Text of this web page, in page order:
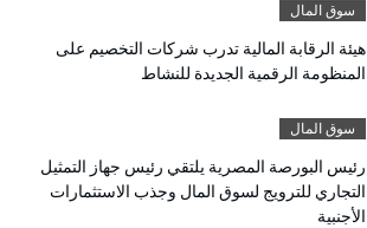
سوق المال
هيئة الرقابة المالية تدرب شركات التخصيم على
المنظومة الرقمية الجديدة للنشاط
سوق المال
رئيس البورصة المصرية يلتقي رئيس جهاز التمثيل
التجاري للترويج لسوق المال وجذب الاستثمارات
الأجنبية